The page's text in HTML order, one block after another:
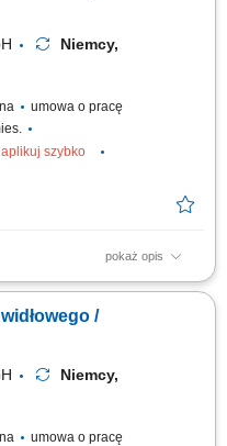
Niemcy,
umowa o pracę
aplikuj szybko
pokaż opis
między działami
na terenie hali,
kontrola
utrzymywanie porządku i
/
Niemcy,
umowa o pracę